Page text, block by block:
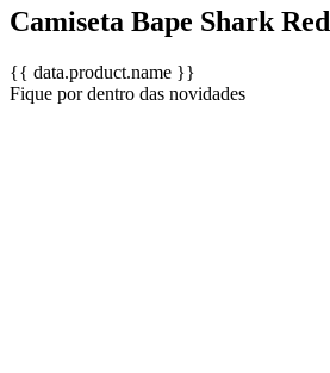
Camiseta Bape Shark Red
{{ data.product.name }}
Fique por dentro das novidades